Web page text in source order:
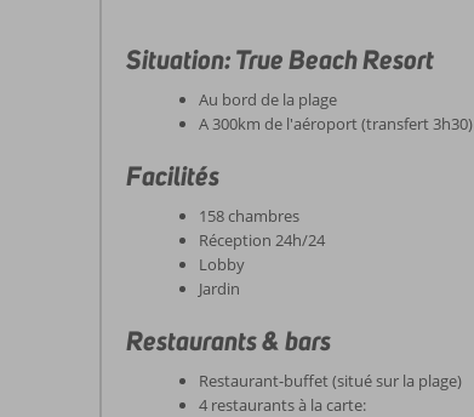
Situation: True Beach Resort
Au bord de la plage
A 300km de l'aéroport (transfert 3h30)
Facilités
158 chambres
Réception 24h/24
Lobby
Jardin
Restaurants & bars
Restaurant-buffet (situé sur la plage)
4 restaurants à la carte: